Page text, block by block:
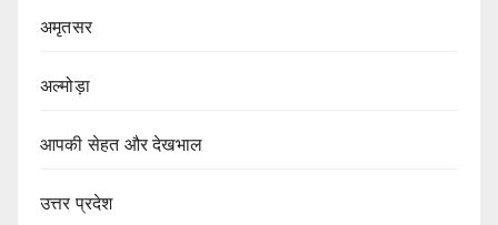
अमृतसर
अल्मोड़ा
आपकी सेहत और देखभाल
उत्तर प्रदेश